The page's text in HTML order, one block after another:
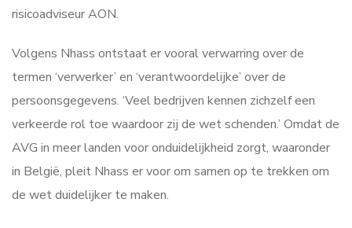
risicoadviseur AON.
Volgens Nhass ontstaat er vooral verwarring over de
termen ‘verwerker’ en ‘verantwoordelijke’ over de
persoonsgegevens. ‘Veel bedrijven kennen zichzelf een
verkeerde rol toe waardoor zij de wet schenden.’ Omdat de
AVG in meer landen voor onduidelijkheid zorgt, waaronder
in België, pleit Nhass er voor om samen op te trekken om
de wet duidelijker te maken.